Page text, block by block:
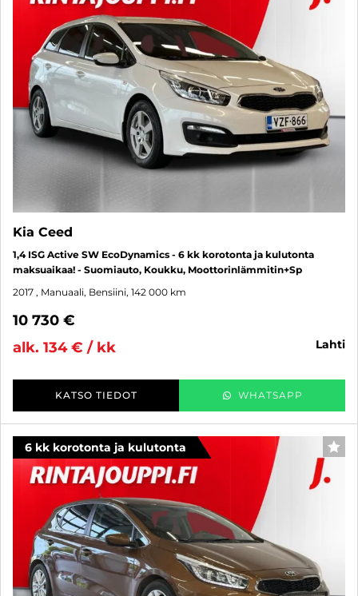
Kia Ceed
1,4 ISG Active SW EcoDynamics - 6 kk korotonta ja kulutonta
maksuaikaa! - Suomiauto, Koukku, Moottorinlämmitin+Sp
2017 , Manuaali, Bensiini, 142 000 km
10 730 €
alk. 134 € / kk
lahti
KATSO TIEDOT WHATSAPP
6 kk korotonta ja kulutonta